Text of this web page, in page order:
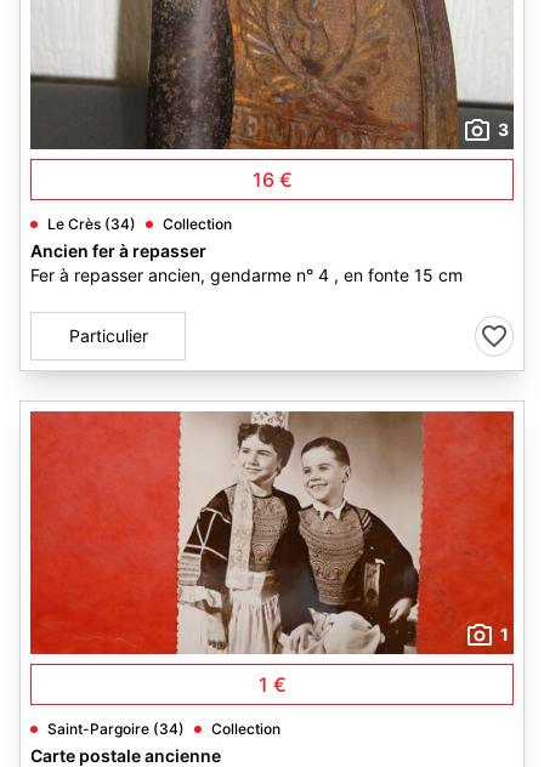
3
16 €
Le Crès (34) Collection
Ancien fer à repasser
Fer à repasser ancien, gendarme n° 4 , en fonte 15 cm
Particulier
1
1 €
Saint-Pargoire (34) Collection
Carte postale ancienne